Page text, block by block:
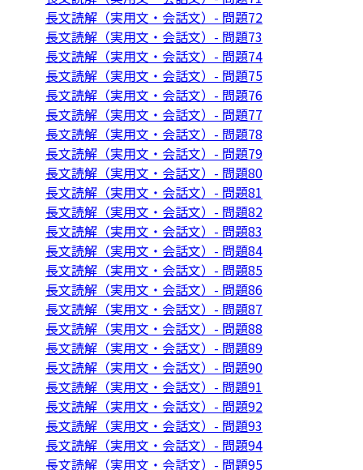
長文読解（実用文・会話文）- 問題72
長文読解（実用文・会話文）- 問題73
長文読解（実用文・会話文）- 問題74
長文読解（実用文・会話文）- 問題75
長文読解（実用文・会話文）- 問題76
長文読解（実用文・会話文）- 問題77
長文読解（実用文・会話文）- 問題78
長文読解（実用文・会話文）- 問題79
長文読解（実用文・会話文）- 問題80
長文読解（実用文・会話文）- 問題81
長文読解（実用文・会話文）- 問題82
長文読解（実用文・会話文）- 問題83
長文読解（実用文・会話文）- 問題84
長文読解（実用文・会話文）- 問題85
長文読解（実用文・会話文）- 問題86
長文読解（実用文・会話文）- 問題87
長文読解（実用文・会話文）- 問題88
長文読解（実用文・会話文）- 問題89
長文読解（実用文・会話文）- 問題90
長文読解（実用文・会話文）- 問題91
長文読解（実用文・会話文）- 問題92
長文読解（実用文・会話文）- 問題93
長文読解（実用文・会話文）- 問題94
長文読解（実用文・会話文）- 問題95